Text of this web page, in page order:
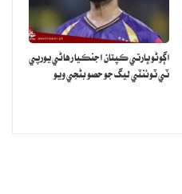
اڳوڻو ڀارتي ڪپتان اجنڪيا رهاڻي يورپي
ٽي ٽوئنٽي ليگ جو حصو بڻجي ويو